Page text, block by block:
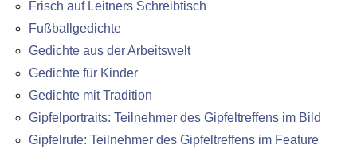
Frisch auf Leitners Schreibtisch
Fußballgedichte
Gedichte aus der Arbeitswelt
Gedichte für Kinder
Gedichte mit Tradition
Gipfelportraits: Teilnehmer des Gipfeltreffens im Bild
Gipfelrufe: Teilnehmer des Gipfeltreffens im Feature